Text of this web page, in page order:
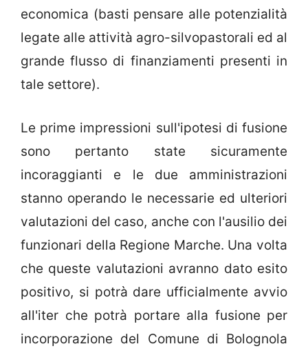
economica (basti pensare alle potenzialità
legate alle attività agro-silvopastorali ed al
grande flusso di finanziamenti presenti in
tale settore).
Le prime impressioni sull'ipotesi di fusione
sono pertanto state sicuramente
incoraggianti e le due amministrazioni
stanno operando le necessarie ed ulteriori
valutazioni del caso, anche con l'ausilio dei
funzionari della Regione Marche. Una volta
che queste valutazioni avranno dato esito
positivo, si potrà dare ufficialmente avvio
all'iter che potrà portare alla fusione per
incorporazione del Comune di Bolognola